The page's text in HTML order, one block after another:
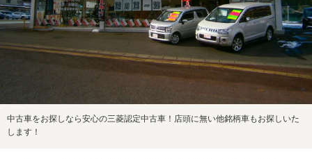
中古車をお探しなら安心の三菱認定中古車！店頭に無い他銘柄車もお探しいた
します！